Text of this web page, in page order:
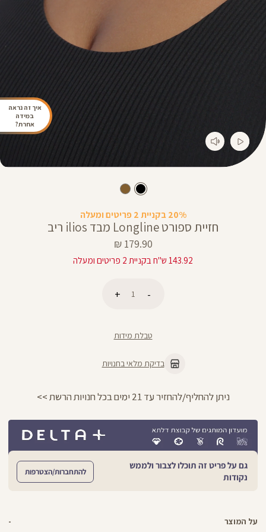
20% בקניית 2 פריטים ומעלה
חזיית ספורט Longline מבד ilios ריב
מחיר
מוצר
179.90 ₪
143.92 ש"ח בקניית 2 פריטים ומעלה
טבלת מידות
בדיקת מלאי בחנויות
ניתן להחליף/להחזיר עד 21 ימים בכל חנויות הרשת >>
גם על פריט זה תוכלו לצבור ולממש
נקודות
להתחברות/הצטרפות
על המוצר
איך זה נראה
במידה
אחרת?